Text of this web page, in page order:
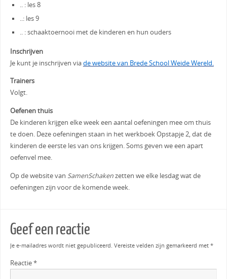
.. : les 8
..: les 9
.. : schaaktoernooi met de kinderen en hun ouders
Inschrijven
Je kunt je inschrijven viade website van Brede School Weide Wereld.
Trainers
Volgt.
Oefenen thuis
De kinderen krijgen elke week een aantal oefeningen mee om thuis
te doen. Deze oefeningen staan in het werkboek Opstapje 2, dat de
kinderen de eerste les van ons krijgen. Soms geven we een apart
oefenvel mee.
Op de website van SamenSchakenzetten we elke lesdag wat de
oefeningen zijn voor de komende week.
Geef een reactie
Je e-mailadres wordt niet gepubliceerd. Vereiste velden zijn gemarkeerd met *
Reactie*